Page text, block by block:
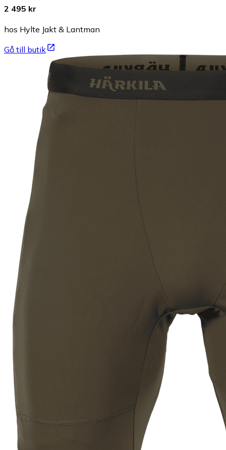
2 495 kr
hos Hylte Jakt & Lantman
Gå till butik